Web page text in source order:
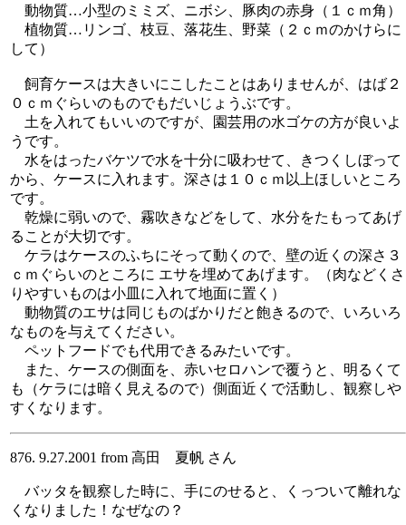
動物質…小型のミミズ、ニボシ、豚肉の赤身（１ｃｍ角）
植物質…リンゴ、枝豆、落花生、野菜（２ｃｍのかけらに
して）
飼育ケースは大きいにこしたことはありませんが、はば２
０ｃｍぐらいのものでもだいじょうぶです。
土を入れてもいいのですが、園芸用の水ゴケの方が良いよ
うです。
水をはったバケツで水を十分に吸わせて、きつくしぼって
から、ケースに入れます。深さは１０ｃｍ以上ほしいところ
です。
乾燥に弱いので、霧吹きなどをして、水分をたもってあげ
ることが大切です。
ケラはケースのふちにそって動くので、壁の近くの深さ３
ｃｍぐらいのところに エサを埋めてあげます。（肉などくさ
りやすいものは小皿に入れて地面に置く）
動物質のエサは同じものばかりだと飽きるので、いろいろ
なものを与えてください。
ペットフードでも代用できるみたいです。
また、ケースの側面を、赤いセロハンで覆うと、明るくて
も（ケラには暗く見えるので）側面近くで活動し、観察しや
すくなります。
876. 9.27.2001 from 高田 夏帆 さん
バッタを観察した時に、手にのせると、くっついて離れな
くなりました！なぜなの？